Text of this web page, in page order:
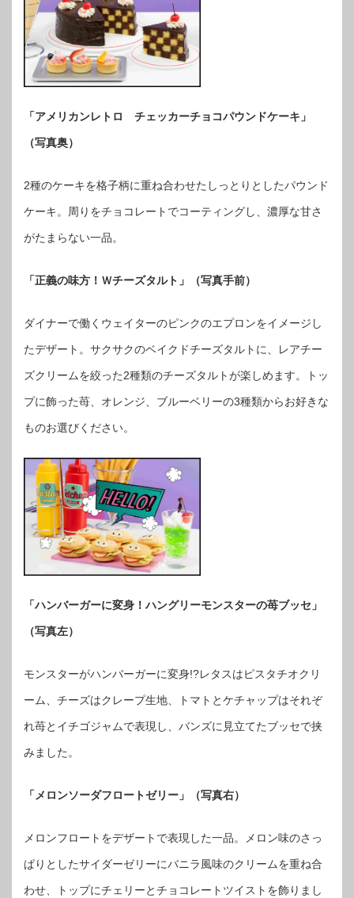
「アメリカンレトロ チェッカーチョコパウンドケーキ」
（写真奥）
2種のケーキを格子柄に重ね合わせたしっとりとしたパウンド
ケーキ。周りをチョコレートでコーティングし、濃厚な甘さ
がたまらない一品。
「正義の味方！Ｗチーズタルト」（写真手前）
ダイナーで働くウェイターのピンクのエプロンをイメージし
たデザート。サクサクのベイクドチーズタルトに、レアチー
ズクリームを絞った2種類のチーズタルトが楽しめます。トッ
プに飾った苺、オレンジ、ブルーベリーの3種類からお好きな
ものお選びください。
「ハンバーガーに変身！ハングリーモンスターの苺ブッセ」
（写真左）
モンスターがハンバーガーに変身!?レタスはピスタチオクリ
ーム、チーズはクレープ生地、トマトとケチャップはそれぞ
れ苺とイチゴジャムで表現し、バンズに見立てたブッセで挟
みました。
「メロンソーダフロートゼリー」（写真右）
メロンフロートをデザートで表現した一品。メロン味のさっ
ぱりとしたサイダーゼリーにバニラ風味のクリームを重ね合
わせ、トップにチェリーとチョコレートツイストを飾りまし